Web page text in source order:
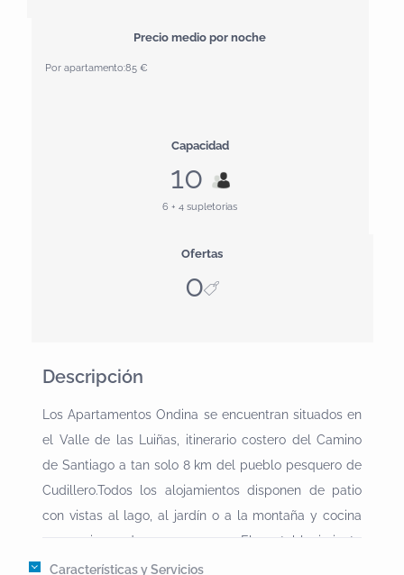
Precio medio por noche
Por apartamento:85 €
Capacidad
10
6 + 4 supletorias
Ofertas
0
Descripción
Los Apartamentos Ondina se encuentran situados en
el Valle de las Luiñas, itinerario costero del Camino
de Santiago a tan solo 8 km del pueblo pesquero de
Cudillero.Todos los alojamientos disponen de patio
con vistas al lago, al jardín o a la montaña y cocina
con microondas y nevera. El establecimiento
proporciona toallas y ropa de cama por un
Características y Servicios